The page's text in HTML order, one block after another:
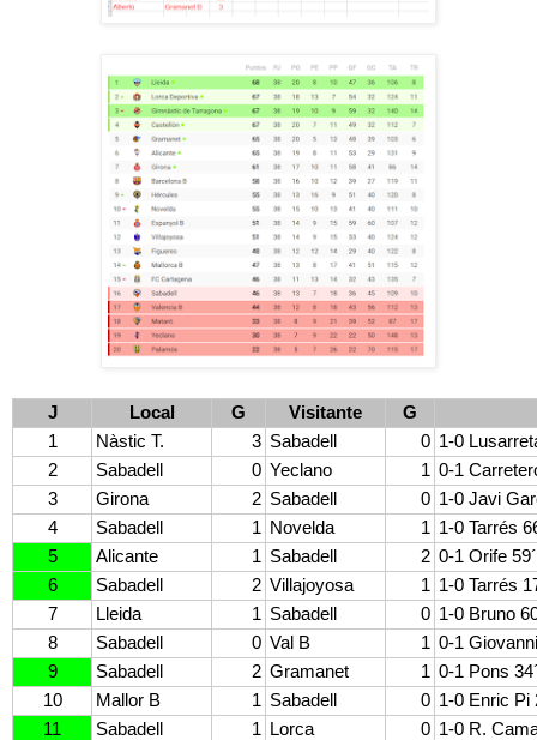
J Local G Visitante
G
1
Nàstic T. 3 Sabadell 0 1-0
2
Sabadell 0 Yeclano 1 0-1
3
Girona 2 Sabadell 0 1-0 Javi
4
Sabadell 1 Novelda 1 1-0 Tarrés
5
Alicante 1 Sabadell 2 0-1 Orife
6
Sabadell 2 Villajoyosa 1 1-0 Tarrés
7
Lleida 1 Sabadell 0 1-0 Bruno
8
Sabadell 0 Val B 1 0-1
9
Sabadell 2 Gramanet 1 0-1 Pons
10
Mallor B 1 Sabadell 0 1-0 Enric Pi
11
Sabadell 1 Lorca 0 1-0 R.